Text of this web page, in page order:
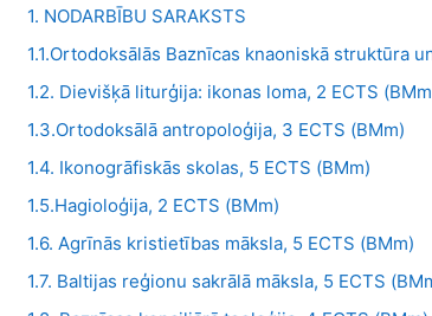
1. NODARBĪBU SARAKSTS
1.1.Ortodoksālās Baznīcas knaoniskā struktūra
1.2. Dievišķā liturģija: ikonas loma, 2 ECTS
1.3.Ortodoksālā antropoloģija, 3 ECTS (BMm)
1.4. Ikonogrāfiskās skolas, 5 ECTS (BMm)
1.5.Hagioloģija, 2 ECTS (BMm)
1.6. Agrīnās kristietības māksla, 5 ECTS (BMm)
1.7. Baltijas reģionu sakrālā māksla, 5 ECTS